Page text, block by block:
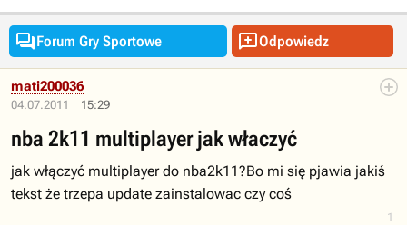
Forum Gry Sportowe Odpowiedz
04.07.2011 15:29
1
mati200036
nba 2k11 multiplayer jak właczyć
jak włączyć multiplayer do nba2k11?Bo mi się pjawia jakiś
tekst że trzepa update zainstalowac czy coś